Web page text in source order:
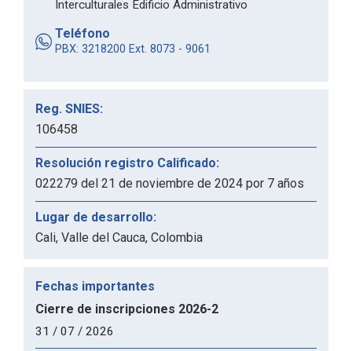
Interculturales Edificio Administrativo
Teléfono
PBX: 3218200 Ext. 8073 - 9061
Reg. SNIES:
106458
Resolución registro Calificado:
022279 del 21 de noviembre de 2024 por 7 años
Lugar de desarrollo:
Cali, Valle del Cauca, Colombia
Fechas importantes
Cierre de inscripciones 2026-2
31 / 07 / 2026